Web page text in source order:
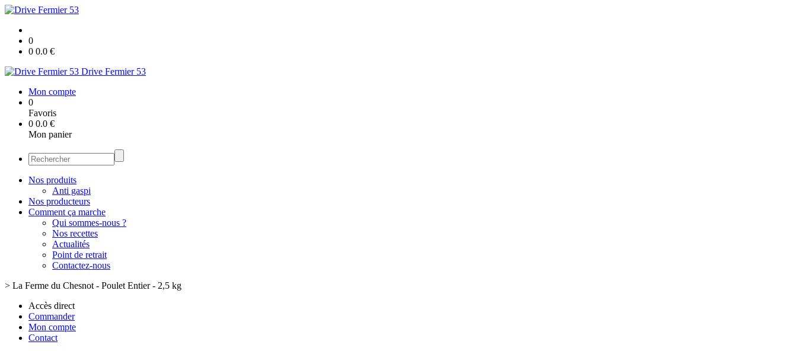
0
0 0.0 €
Drive Fermier 53
Mon compte
0
Favoris
0 0.0 €
Mon panier
Nos produits
Anti gaspi
Nos producteurs
Comment ça marche
Qui sommes-nous ?
Nos recettes
Actualités
Point de retrait
Contactez-nous
> La Ferme du Chesnot - Poulet Entier - 2,5 kg
Accès direct
Commander
Mon compte
Contact